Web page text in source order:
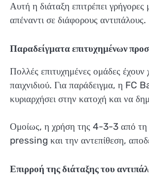
Αυτή η διάταξη επιτρέπει
απέναντι σε διάφορους αντιπάλους.
Παραδείγματα επιτυχημένων
Πολλές επιτυχημένες ομάδες
παιχνιδιού. Για παράδειγμα, η
κυριαρχήσει στην κατοχή και να
Ομοίως, η χρήση της 4-3-3 από τη
pressing και την αντεπίθεση,
Επιρροή της διάταξης του